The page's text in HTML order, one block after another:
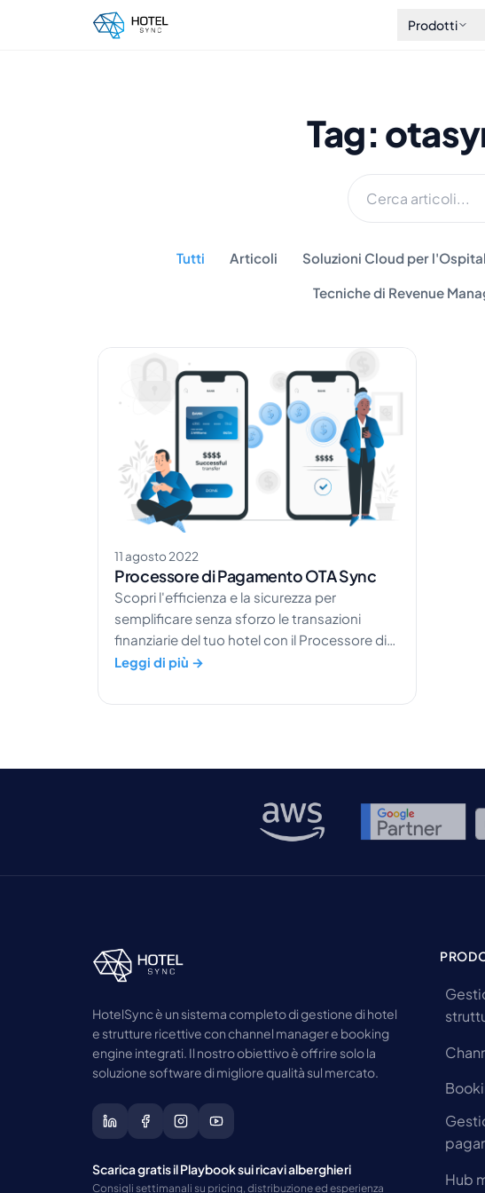
Prodotti
Tag:
Tutti Articoli Soluzioni Cloud per
Tecniche di Revenue
11 agosto 2022
Processore di Pagamento OTA Sync
Scopri l'efficienza e la sicurezza per
semplificare senza sforzo le transazioni
finanziarie del tuo hotel con il Processore di
Pagamento di OTA Sync.
Leggi di più →
HotelSync è un sistema completo di gestione di hotel
e strutture ricettive con channel manager e booking
engine integrati. Il nostro obiettivo è offrire solo la
soluzione software di migliore qualità sul mercato.
Scarica gratis il Playbook sui ricavi alberghieri
Consigli settimanali su pricing, distribuzione ed esperienza
Hub